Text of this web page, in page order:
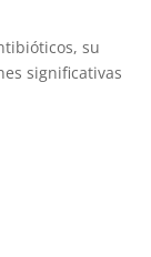
su
significativas